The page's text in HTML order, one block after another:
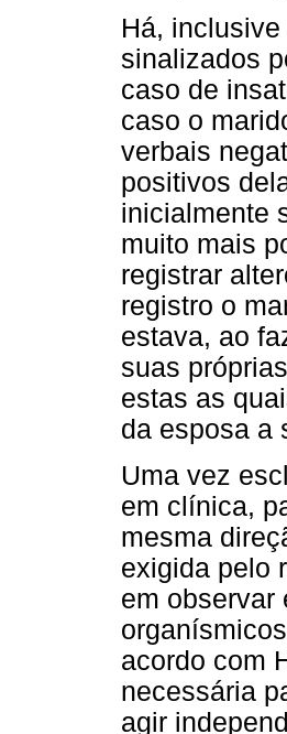
Há,
sinalizados
caso de
caso o
verbais
positivos
inicialmente
muito mais
registrar
registro o
estava, ao
suas
estas as
da esposa a
Uma vez
em clínica,
mesma
exigida pelo
em observar
acordo com
necessária
agir